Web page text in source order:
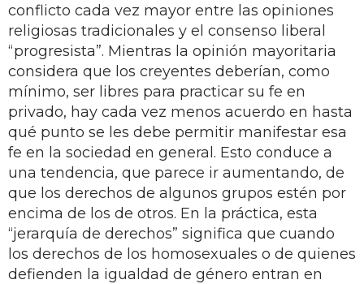
conflicto cada vez mayor entre las opiniones
religiosas tradicionales y el consenso liberal
“progresista”. Mientras la opinión mayoritaria
considera que los creyentes deberían, como
mínimo, ser libres para practicar su fe en
privado, hay cada vez menos acuerdo en hasta
qué punto se les debe permitir manifestar esa
fe en la sociedad en general. Esto conduce a
una tendencia, que parece ir aumentando, de
que los derechos de algunos grupos estén por
encima de los de otros. En la práctica, esta
“jerarquía de derechos” significa que cuando
los derechos de los homosexuales o de quienes
defienden la igualdad de género entran en